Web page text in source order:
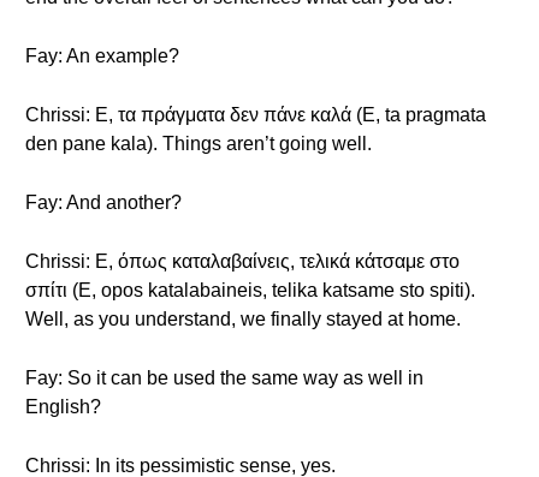
Fay: An example?
Chrissi: Ε, τα πράγματα δεν πάνε καλά (E, ta pragmata
den pane kala). Things aren’t going well.
Fay: And another?
Chrissi: Ε, όπως καταλαβαίνεις, τελικά κάτσαμε στο
σπίτι (E, opos katalabaineis, telika katsame sto spiti).
Well, as you understand, we finally stayed at home.
Fay: So it can be used the same way as well in
English?
Chrissi: In its pessimistic sense, yes.